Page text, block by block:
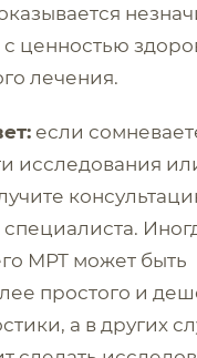
ценностью
лечения.
если
исследования
МРТ может быть
простого и
а в других